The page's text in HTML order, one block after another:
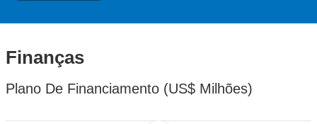
Finanças
Plano De Financiamento (US$ Milhões)